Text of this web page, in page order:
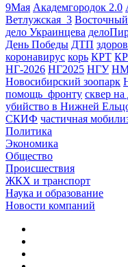
9Мая Академгородок 2.0
Ветлужская_3
дело Украинцева
День Победы ДТП
коронавирус корь КРТ
НГ-2026 НГ2025 НГУ
Новосибирский зоопарк
помощь_фронту сквер на
убийство в Нижней
СКИФ частичная
Политика
Экономика
Общество
Происшествия
ЖКХ и транспорт
Наука и образование
Новости компаний